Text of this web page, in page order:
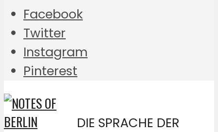
Facebook
Twitter
Instagram
Pinterest
DIE SPRACHE DER